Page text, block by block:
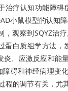
治疗认知功能障碍
小鼠模型的认知
，观察到SQYZ治
蛋白质组学方法，
炎、应激反应和能
障碍和神经病理变
程的调节有关，尤